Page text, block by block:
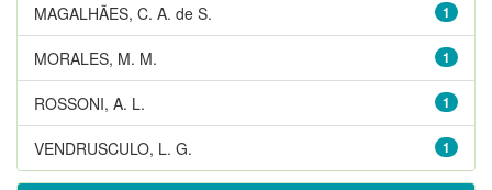
1
MAGALHÃES, C. A. de S.
1
MORALES, M. M.
1
ROSSONI, A. L.
1
VENDRUSCULO, L. G.